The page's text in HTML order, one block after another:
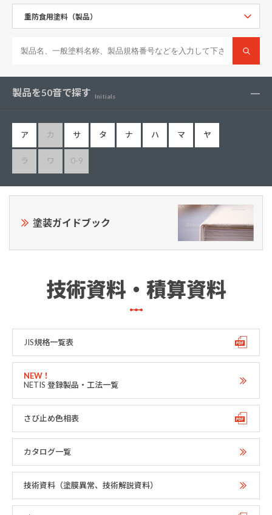
製品を50音で探す Initials
ア カ サ タ ナ ハ マ ヤ
ラ ワ 0-9
塗装ガイドブック
技術資料・積算資料
JIS規格一覧表
NETIS 登録製品・工法一覧
さび止め色相表
カタログ一覧
技術資料（塗膜異常、技術解説資料）